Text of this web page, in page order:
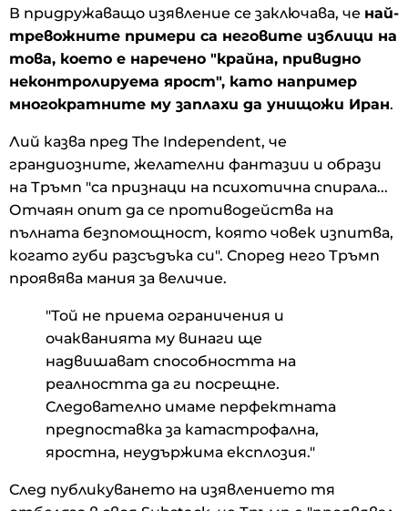
В придружаващо изявление се заключава, че най-
тревожните примери са неговите изблици на
това, което е наречено "крайна, привидно
неконтролируема ярост", като например
многократните му заплахи да унищожи Иран.
Лий казва пред The ​​Independent, че
грандиозните, желателни фантазии и образи
на Тръмп "са признаци на психотична спирала...
Отчаян опит да се противодейства на
пълната безпомощност, която човек изпитва,
когато губи разсъдъка си". Според него Тръмп
проявява мания за величие.
"Той не приема ограничения и
очакванията му винаги ще
надвишават способността на
реалността да ги посрещне.
Следователно имаме перфектната
предпоставка за катастрофална,
яростна, неудържима експлозия."
След публикуването на изявлението тя